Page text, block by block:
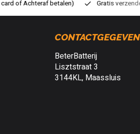
verzenden vanaf € 30,- (NL)
BeterBatterij
Lisztstraat 3
3144KL, Maassluis